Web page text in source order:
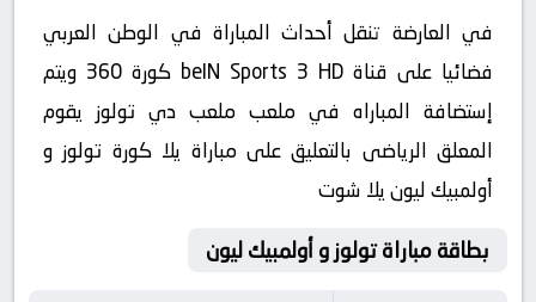
في العارضة تنقل أحداث المباراة في الوطن العربي
فضائيا على قناة beIN Sports 3 HD كورة 360 ويتم
إستضافة المباراه في ملعب ملعب دي تولوز يقوم
المعلق الرياضى بالتعليق على مباراة يلا كورة تولوز و
أولمبيك ليون يلا شوت
بطاقة مباراة تولوز و أولمبيك ليون